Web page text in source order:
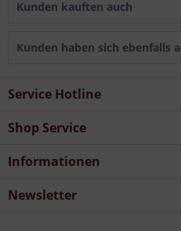
Kunden kauften auch
Kunden haben sich ebenfalls
Service Hotline
Shop Service
Informationen
Newsletter